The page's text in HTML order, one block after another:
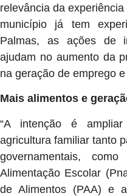
relevância da
município já tem
Palmas, as ações de
ajudam no aumento da
na geração de emprego e
Mais alimentos e
“A intenção é
agricultura familiar tanto
governamentais,
Alimentação Escolar
de Alimentos (PAA) e